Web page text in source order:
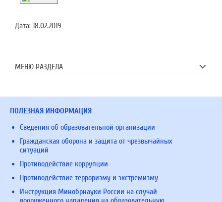
Дата: 18.02.2019
МЕНЮ РАЗДЕЛА
ПОЛЕЗНАЯ ИНФОРМАЦИЯ
Сведения об образовательной организации
Гражданская оборона и защита от чрезвычайных
ситуаций
Противодействие коррупции
Противодействие терроризму и экстремизму
Инструкция Минобрнауки России на случай